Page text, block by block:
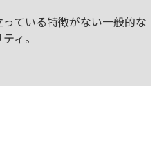
ている特徴がない一般的な
ィ。